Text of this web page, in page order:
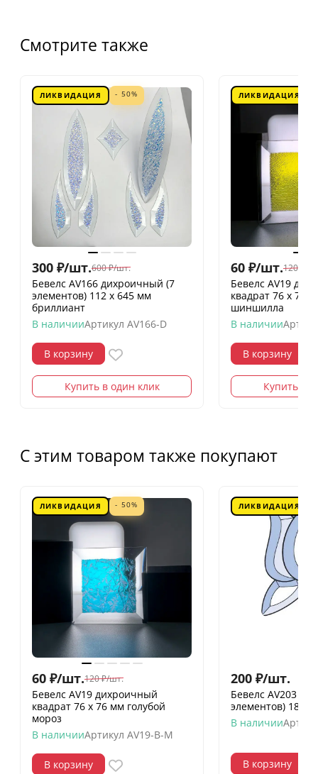
Смотрите также
ЛИКВИДАЦИЯ - 50%
300 ₽/шт.600 ₽/шт.
Бевелс AV166 дихроичный (7
элементов) 112 х 645 мм
бриллиант
В наличииАртикул AV166-D
В корзину
Купить в один клик
ЛИКВИДАЦИЯ
60 ₽/шт.120
Бевелс AV19
квадрат 76 х 76
шиншилла
В наличии
В корзину
Купить в
С этим товаром также покупают
ЛИКВИДАЦИЯ - 50%
60 ₽/шт.120 ₽/шт.
Бевелс AV19 дихроичный
квадрат 76 х 76 мм голубой
мороз
В наличииАртикул AV19-B-M
В корзину
ЛИКВИДАЦИЯ
200 ₽/шт.
Бевелс AV203
элементов) 182
В наличии
В корзину